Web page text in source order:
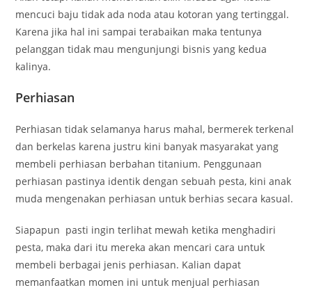
mencuci baju tidak ada noda atau kotoran yang tertinggal.
Karena jika hal ini sampai terabaikan maka tentunya
pelanggan tidak mau mengunjungi bisnis yang kedua
kalinya.
Perhiasan
Perhiasan tidak selamanya harus mahal, bermerek terkenal
dan berkelas karena justru kini banyak masyarakat yang
membeli perhiasan berbahan titanium. Penggunaan
perhiasan pastinya identik dengan sebuah pesta, kini anak
muda mengenakan perhiasan untuk berhias secara kasual.
Siapapun pasti ingin terlihat mewah ketika menghadiri
pesta, maka dari itu mereka akan mencari cara untuk
membeli berbagai jenis perhiasan. Kalian dapat
memanfaatkan momen ini untuk menjual perhiasan